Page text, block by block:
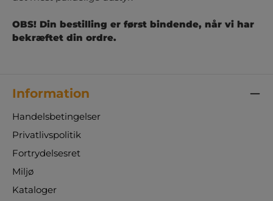
OBS! Din bestilling er først bindende, når vi har
bekræftet din ordre.
Information
Handelsbetingelser
Privatlivspolitik
Fortrydelsesret
Miljø
Kataloger